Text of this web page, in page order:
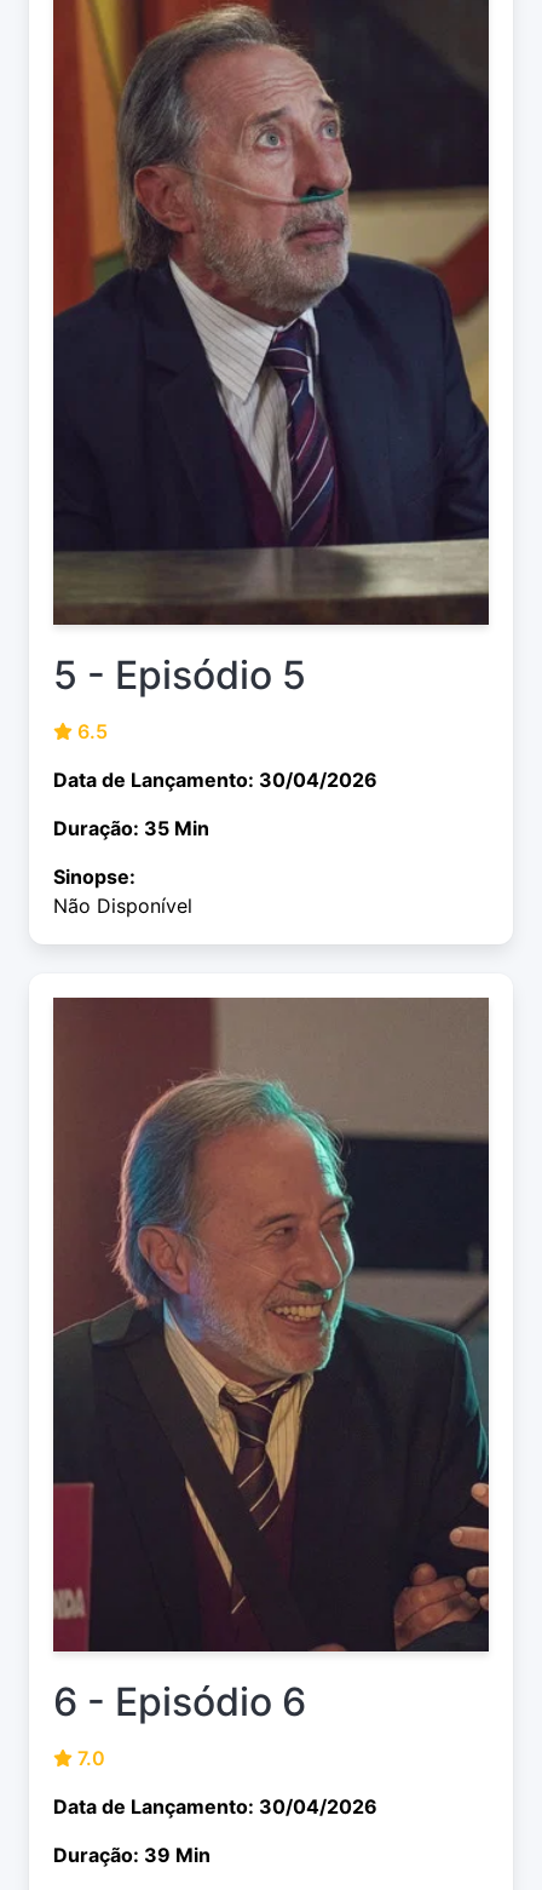
5 - Episódio 5
6.5
Data de Lançamento: 30/04/2026
Duração: 35 Min
Sinopse:
Não Disponível
6 - Episódio 6
7.0
Data de Lançamento: 30/04/2026
Duração: 39 Min